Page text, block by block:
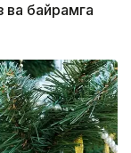
ва байрамга